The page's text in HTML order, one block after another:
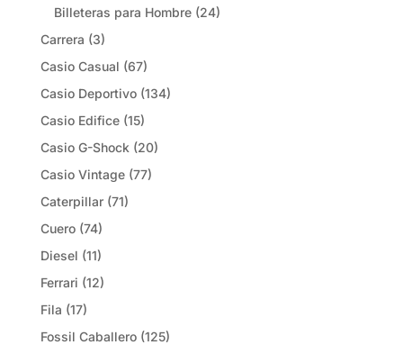
Billeteras para Hombre (24)
Carrera (3)
Casio Casual (67)
Casio Deportivo (134)
Casio Edifice (15)
Casio G-Shock (20)
Casio Vintage (77)
Caterpillar (71)
Cuero (74)
Diesel (11)
Ferrari (12)
Fila (17)
Fossil Caballero (125)